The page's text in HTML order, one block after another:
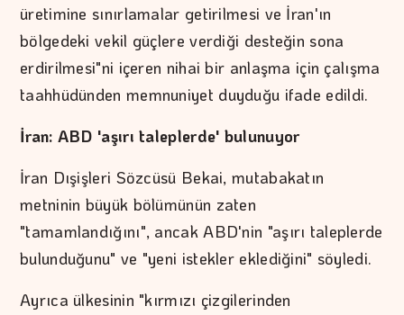
üretimine sınırlamalar getirilmesi ve İran'ın
bölgedeki vekil güçlere verdiği desteğin sona
erdirilmesi"ni içeren nihai bir anlaşma için çalışma
taahhüdünden memnuniyet duyduğu ifade edildi.
İran: ABD 'aşırı taleplerde' bulunuyor
İran Dışişleri Sözcüsü Bekai, mutabakatın
metninin büyük bölümünün zaten
"tamamlandığını", ancak ABD'nin "aşırı taleplerde
bulunduğunu" ve "yeni istekler eklediğini" söyledi.
Ayrıca ülkesinin "kırmızı çizgilerinden